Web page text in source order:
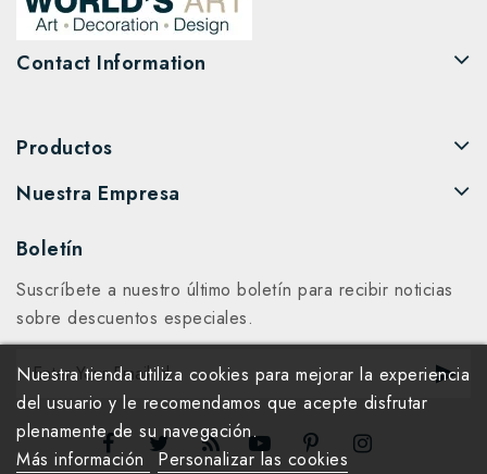
Contact Information
Productos
Nuestra Empresa
Boletín
Suscríbete a nuestro último boletín para recibir noticias
sobre descuentos especiales.
Nuestra tienda utiliza cookies para mejorar la experiencia
del usuario y le recomendamos que acepte disfrutar
plenamente de su navegación.
Más información
Personalizar las cookies